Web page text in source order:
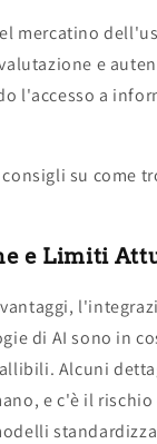
mercatino
e
l'accesso a
su come
e Limiti
di AI sono in
Alcuni
e c'è il